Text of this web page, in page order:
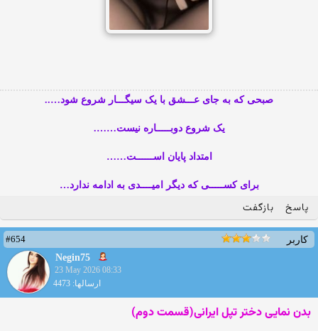
صبحی که به جای عـــشق با یک سیگـــار شروع شود…..
یک شروع دوبـــــاره نیست…….
امتداد پایان اســــــت……
برای کســـــی که دیگر امیــــدی به ادامه ندارد…
پاسخ بازگفت
کاربر
#654
Negin75
23 May 2026 08:33
ارسالها: 4473
بدن نمایی دختر تپل ایرانی(قسمت دوم)